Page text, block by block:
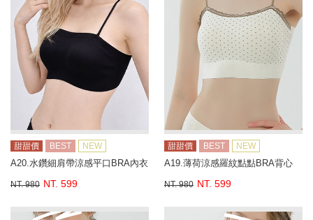
甜甜價 BEST NEW
A20.水鑽細肩帶涼感平口BRA內衣
NT. 980 NT. 599
甜甜價 BEST NEW
A19.薄荷涼感羅紋點點BRA背心
NT. 980 NT. 599